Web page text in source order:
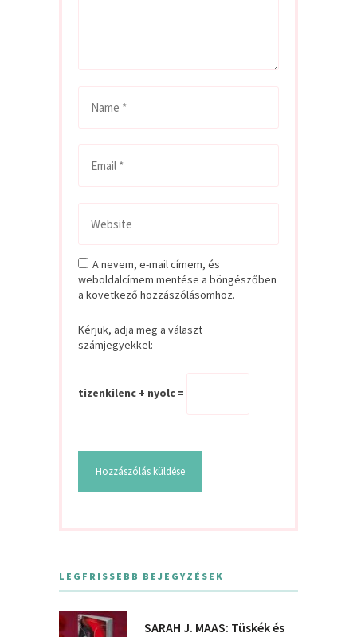
A nevem, e-mail címem, és
weboldalcímem mentése a böngészőben
a következő hozzászólásomhoz.
Kérjük, adja meg a választ
számjegyekkel:
tizenkilenc + nyolc =
LEGFRISSEBB BEJEGYZÉSEK
SARAH J. MAAS: Tüskék és